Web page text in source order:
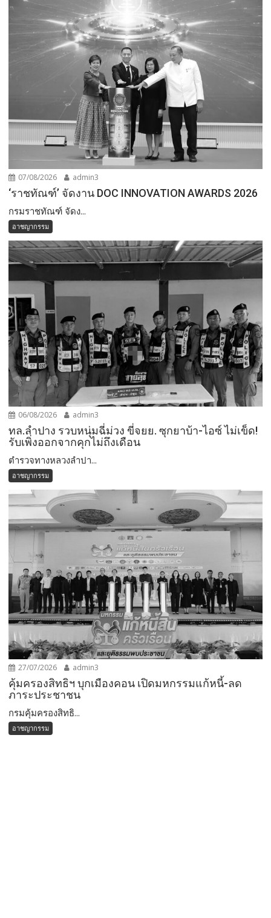
07/08/2026 admin3
‘ราชทัณฑ์’ จัดงาน DOC INNOVATION AWARDS 2026
กรมราชทัณฑ์ จัดง...
อาชญากรรม
06/08/2026 admin3
ทล.ลำปาง รวบหนุ่มฉี่ม่วง ขี่จยย. ซุกยาบ้า-ไอซ์ ไม่เข็ด!
รับเพิ่งออกจากคุกไม่ถึงเดือน
ตำรวจทางหลวงลำปา...
อาชญากรรม
27/07/2026 admin3
คุ้มครองสิทธิฯ บุกเมืองคอน เปิดมหกรรมแก้หนี้-ลด
ภาระประชาชน
กรมคุ้มครองสิทธิ...
อาชญากรรม